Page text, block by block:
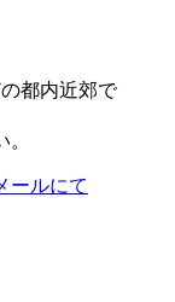
都内近郊で
ールにて